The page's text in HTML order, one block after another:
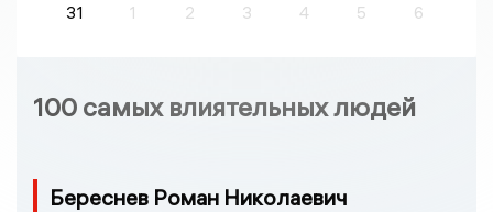
31
1 2 3 4 5 6
100 самых влиятельных людей
Береснев Роман Николаевич